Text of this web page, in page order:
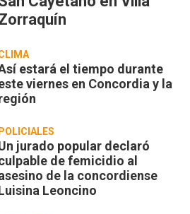
estará el tiempo durante
viernes en Concordia y la
POLICIALES
jurado popular declaró
de femicidio al
de la concordiense
Leoncino